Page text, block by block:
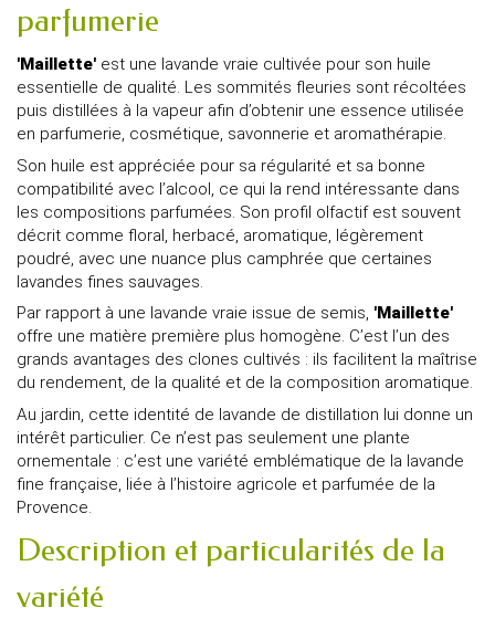
parfumerie
'Maillette' est une lavande vraie cultivée pour son huile
essentielle de qualité. Les sommités fleuries sont récoltées
puis distillées à la vapeur afin d’obtenir une essence utilisée
en parfumerie, cosmétique, savonnerie et aromathérapie.
Son huile est appréciée pour sa régularité et sa bonne
compatibilité avec l’alcool, ce qui la rend intéressante dans
les compositions parfumées. Son profil olfactif est souvent
décrit comme floral, herbacé, aromatique, légèrement
poudré, avec une nuance plus camphrée que certaines
lavandes fines sauvages.
Par rapport à une lavande vraie issue de semis, 'Maillette'
offre une matière première plus homogène. C’est l’un des
grands avantages des clones cultivés : ils facilitent la maîtrise
du rendement, de la qualité et de la composition aromatique.
Au jardin, cette identité de lavande de distillation lui donne un
intérêt particulier. Ce n’est pas seulement une plante
ornementale : c’est une variété emblématique de la lavande
fine française, liée à l’histoire agricole et parfumée de la
Provence.
Description et particularités de la
variété